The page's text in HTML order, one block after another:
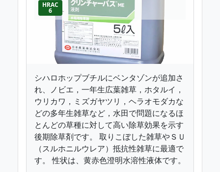
HRAC
6
シハロホップブチルにベンタゾンが追加さ
れ、ノビエ，一年生広葉雑草，ホタルイ，
ウリカワ，ミズガヤツリ，ヘラオモダカな
どの多年生雑草など，水田で問題になるほ
とんどの草種に対して高い除草効果を示す
後期除草剤です。 取りこぼした雑草やＳＵ
（スルホニルウレア）抵抗性雑草に最適で
す。 性状は、黄赤色澄明水溶性液体です。